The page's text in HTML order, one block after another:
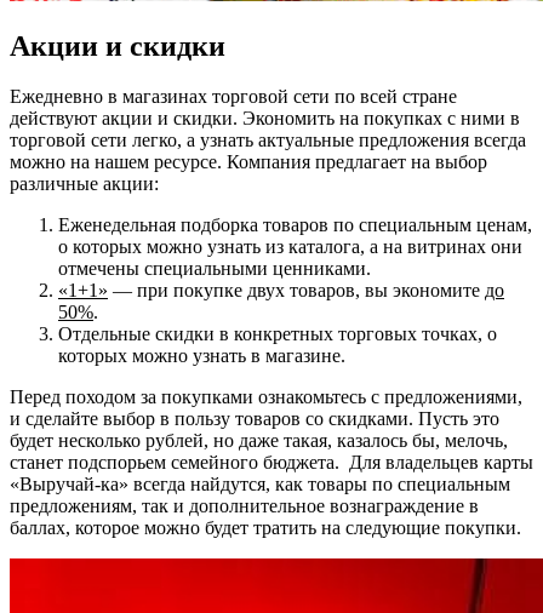
Акции и скидки
Ежедневно в магазинах торговой сети по всей стране
действуют акции и скидки. Экономить на покупках с ними в
торговой сети легко, а узнать актуальные предложения всегда
можно на нашем ресурсе. Компания предлагает на выбор
различные акции:
Еженедельная подборка товаров по специальным ценам,
о которых можно узнать из каталога, а на витринах они
отмечены специальными ценниками.
«1+1» — при покупке двух товаров, вы экономите до
50%.
Отдельные скидки в конкретных торговых точках, о
которых можно узнать в магазине.
Перед походом за покупками ознакомьтесь с предложениями,
и сделайте выбор в пользу товаров со скидками. Пусть это
будет несколько рублей, но даже такая, казалось бы, мелочь,
станет подспорьем семейного бюджета. Для владельцев карты
«Выручай-ка» всегда найдутся, как товары по специальным
предложениям, так и дополнительное вознаграждение в
баллах, которое можно будет тратить на следующие покупки.